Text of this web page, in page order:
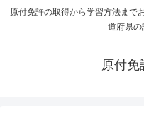
原付免許の取得から学習方法まで
道府県の
原付免